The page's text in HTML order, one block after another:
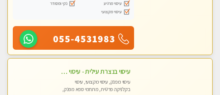
עיסוי מרגיע
נקי ומסודר
עיסוי מקצועי
055-4531983
עיסוי בנצרת עילית - עיסוי מפנק ומקצועי ומרגיע ושקט במקום מדהים עיסוי מושקע מאוד
עיסוי מפנק, עיסוי מקצועי, עיסוי
בקלניקה פרטית, מתחמי ספא מפנק,